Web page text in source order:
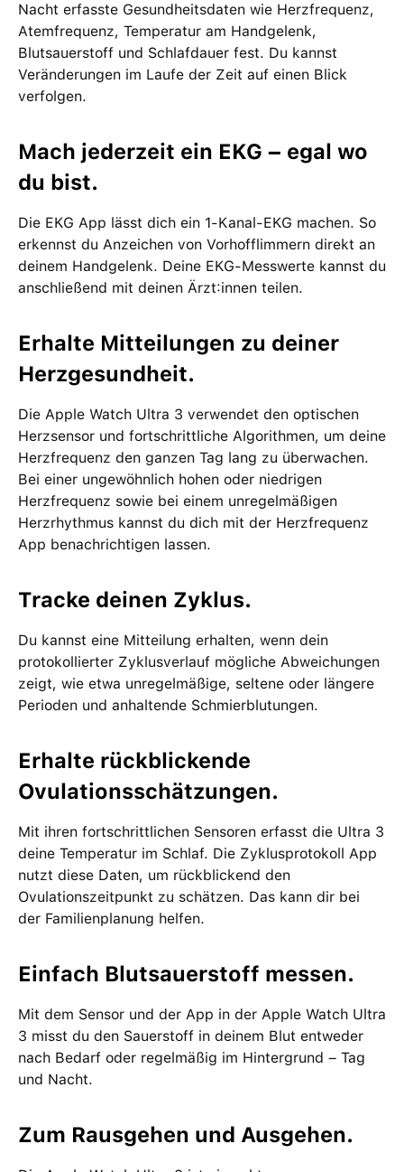
Nacht erfasste Gesundheitsdaten wie Herzfrequenz,
Atemfrequenz, Temperatur am Handgelenk,
Blutsauerstoff und Schlafdauer fest. Du kannst
Veränderungen im Laufe der Zeit auf einen Blick
verfolgen.
Mach jederzeit ein EKG – egal wo
du bist.
Die EKG App lässt dich ein 1-Kanal-EKG machen. So
erkennst du Anzeichen von Vorhofflimmern direkt an
deinem Handgelenk. Deine EKG-Messwerte kannst du
anschließend mit deinen Ärzt:innen teilen.
Erhalte Mitteilungen zu deiner
Herzgesundheit.
Die Apple Watch Ultra 3 verwendet den optischen
Herzsensor und fortschrittliche Algorithmen, um deine
Herzfrequenz den ganzen Tag lang zu überwachen.
Bei einer ungewöhnlich hohen oder niedrigen
Herzfrequenz sowie bei einem unregelmäßigen
Herzrhythmus kannst du dich mit der Herzfrequenz
App benachrichtigen lassen.
Tracke deinen Zyklus.
Du kannst eine Mitteilung erhalten, wenn dein
protokollierter Zyklusverlauf mögliche Abweichungen
zeigt, wie etwa unregelmäßige, seltene oder längere
Perioden und anhaltende Schmierblutungen.
Erhalte rückblickende
Ovulationsschätzungen.
Mit ihren fortschrittlichen Sensoren erfasst die Ultra 3
deine Temperatur im Schlaf. Die Zyklusprotokoll App
nutzt diese Daten, um rückblickend den
Ovulationszeitpunkt zu schätzen. Das kann dir bei
der Familienplanung helfen.
Einfach Blutsauerstoff messen.
Mit dem Sensor und der App in der Apple Watch Ultra
3 misst du den Sauerstoff in deinem Blut entweder
nach Bedarf oder regelmäßig im Hintergrund – Tag
und Nacht.
Zum Rausgehen und Ausgehen.